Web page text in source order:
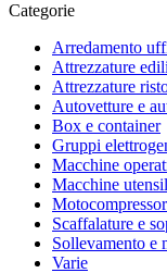
Categorie
Arredamento
Attrezzature
Attrezzature
Autovetture e
Box e container
Gruppi
Macchine
Macchine
Scaffalature e
Sollevamento e
Varie